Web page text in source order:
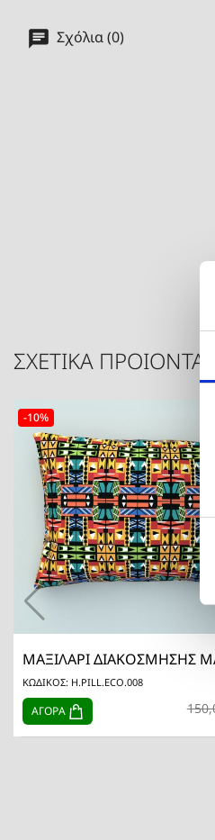
Σχόλια (0)
ΣΧΕΤΙΚΑ ΠΡΟΙΟΝΤΑ
Γρήγορη
ΜΑΞΙΛΑΡΙ ΔΙΑΚΟΣΜΗΣΗΣ
ΚΩΔΙΚΟΣ: H.PILL.ECO.008
ΑΓΟΡΑ
-10%